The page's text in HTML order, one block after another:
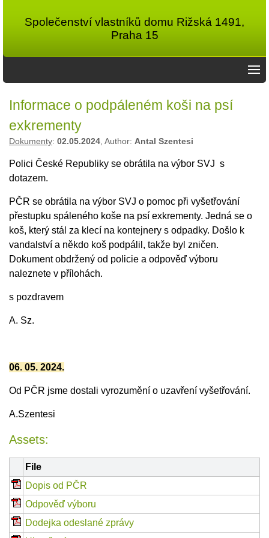
Společenství vlastníků domu Rižská 1491,
Praha 15
Informace o podpáleném koši na psí
exkrementy
Dokumenty: 02.05.2024, Author: Antal Szentesi
Polici České Republiky se obrátila na výbor SVJ s
dotazem.
PČR se obrátila na výbor SVJ o pomoc při vyšetřování
přestupku spáleného koše na psí exkrementy. Jedná se o
koš, který stál za klecí na kontejnery s odpadky. Došlo k
vandalství a někdo koš podpálil, takže byl zničen.
Dokument obdržený od policie a odpověď výboru
naleznete v přílohách.
s pozdravem
A. Sz.
06. 05. 2024.
Od PČR jsme dostali vyrozumění o uzavření vyšetřování.
A.Szentesi
Assets:
File
Dopis od PČR
Odpověď výboru
Dodejka odeslané zprávy